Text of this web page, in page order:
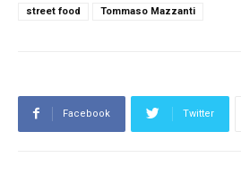
street food
Tommaso Mazzanti
Facebook Twitter